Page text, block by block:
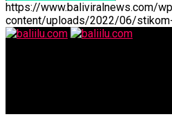
https://www.baliviralnews.com/
content/uploads/2022/06/